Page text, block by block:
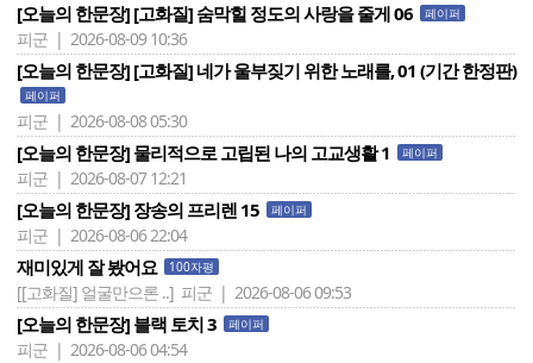
[오늘의 한문장] [고화질] 숨막힐 정도의 사랑을 줄게 06 페이퍼
피군 | 2026-08-09 10:36
[오늘의 한문장] [고화질] 네가 울부짖기 위한 노래를, 01 (기간 한정판)
페이퍼
피군 | 2026-08-08 05:30
[오늘의 한문장] 물리적으로 고립된 나의 고교생활 1 페이퍼
피군 | 2026-08-07 12:21
[오늘의 한문장] 장송의 프리렌 15 페이퍼
피군 | 2026-08-06 22:04
재미있게 잘 봤어요 100자평
[[고화질] 얼굴만으론 ..] 피군 | 2026-08-06 09:53
[오늘의 한문장] 블랙 토치 3 페이퍼
피군 | 2026-08-06 04:54